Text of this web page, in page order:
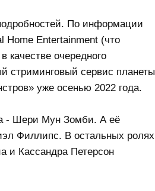
По информации
Home Entertainment (что
очередного
стриминговый сервис планеты
уже осенью 2022 года.
- Шери Мун Зомби. А её
Филлипс. В остальных ролях
и Кассандра Петерсон